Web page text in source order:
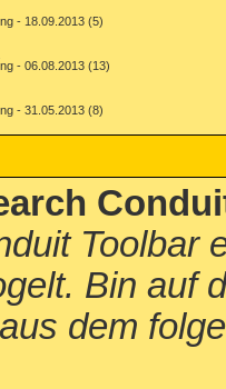
- 18.09.2013 (5)
- 06.08.2013 (13)
- 31.05.2013 (8)
Toolbar
Bin auf
dem